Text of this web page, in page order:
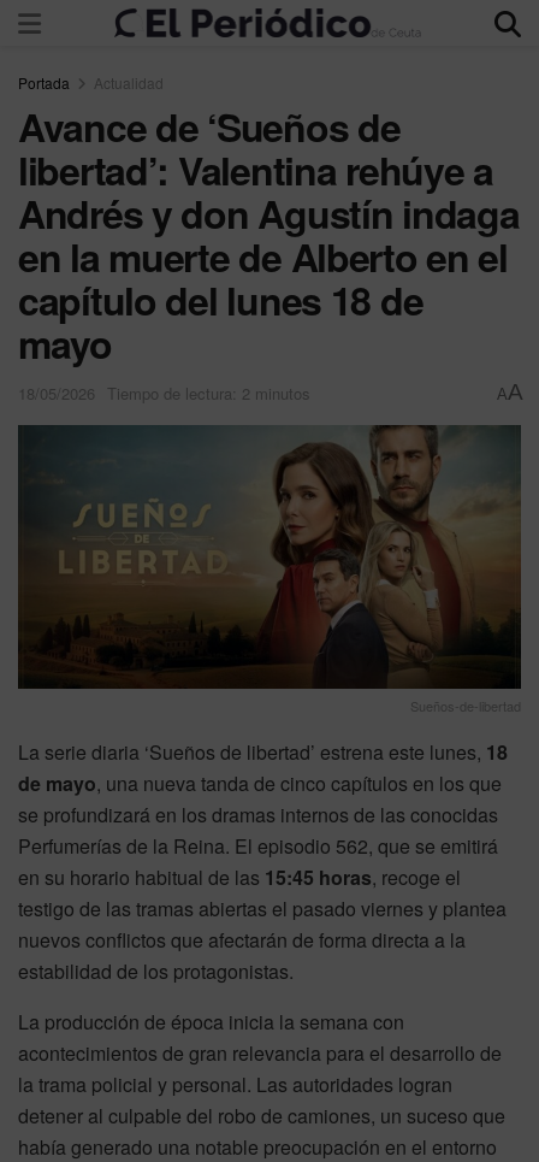
Portada Actualidad
Avance de ‘Sueños de
libertad’: Valentina rehúye a
Andrés y don Agustín indaga
en la muerte de Alberto en el
capítulo del lunes 18 de
mayo
18/05/2026 Tiempo de lectura: 2 minutos AA
Sueños-de-libertad
La serie diaria ‘Sueños de libertad’ estrena este lunes, 18
de mayo, una nueva tanda de cinco capítulos en los que
se profundizará en los dramas internos de las conocidas
Perfumerías de la Reina. El episodio 562, que se emitirá
en su horario habitual de las 15:45 horas, recoge el
testigo de las tramas abiertas el pasado viernes y plantea
nuevos conflictos que afectarán de forma directa a la
estabilidad de los protagonistas.
La producción de época inicia la semana con
acontecimientos de gran relevancia para el desarrollo de
la trama policial y personal. Las autoridades logran
detener al culpable del robo de camiones, un suceso que
había generado una notable preocupación en el entorno